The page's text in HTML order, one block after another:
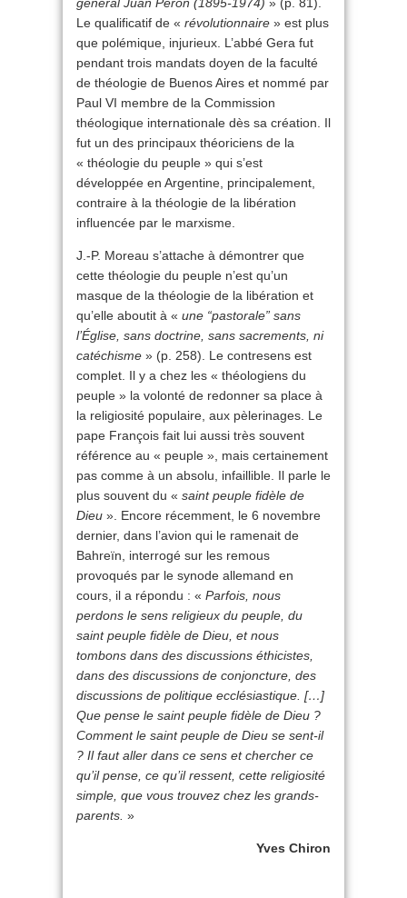
Le qualificatif de « révolutionnaire » est plus
que polémique, injurieux. L’abbé Gera fut
pendant trois mandats doyen de la faculté
de théologie de Buenos Aires et nommé par
Paul VI membre de la Commission
théologique internationale dès sa création. Il
fut un des principaux théoriciens de la
« théologie du peuple » qui s’est
développée en Argentine, principalement,
contraire à la théologie de la libération
influencée par le marxisme.
J.-P. Moreau s’attache à démontrer que
cette théologie du peuple n’est qu’un
masque de la théologie de la libération et
qu’elle aboutit à « une “pastorale” sans
l’Église, sans doctrine, sans sacrements, ni
catéchisme » (p. 258). Le contresens est
complet. Il y a chez les « théologiens du
peuple » la volonté de redonner sa place à
la religiosité populaire, aux pèlerinages. Le
pape François fait lui aussi très souvent
référence au « peuple », mais certainement
pas comme à un absolu, infaillible. Il parle le
plus souvent du « saint peuple fidèle de
Dieu ». Encore récemment, le 6 novembre
dernier, dans l’avion qui le ramenait de
Bahreïn, interrogé sur les remous
provoqués par le synode allemand en
cours, il a répondu : « Parfois, nous
perdons le sens religieux du peuple, du
saint peuple fidèle de Dieu, et nous
tombons dans des discussions éthicistes,
dans des discussions de conjoncture, des
discussions de politique ecclésiastique. […]
Que pense le saint peuple fidèle de Dieu ?
Comment le saint peuple de Dieu se sent-il
? Il faut aller dans ce sens et chercher ce
qu’il pense, ce qu’il ressent, cette religiosité
simple, que vous trouvez chez les grands-
parents. »
Yves Chiron